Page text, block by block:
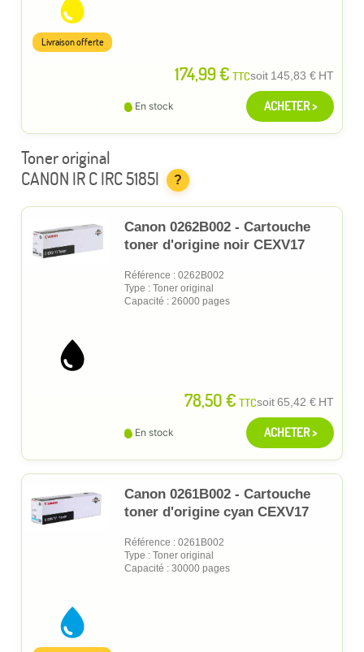
174,99 € TTCsoit 145,83 € HT
Livraison offerte
En stock ACHETER >
Toner original
CANON IR C IRC 5185I
?
Canon 0262B002 - Cartouche
toner d'origine noir CEXV17
Référence : 0262B002
Type : Toner original
Capacité : 26000 pages
78,50 € TTCsoit65,42 € HT
En stock ACHETER >
Canon 0261B002 - Cartouche
toner d'origine cyan CEXV17
Référence : 0261B002
Type : Toner original
Capacité : 30000 pages